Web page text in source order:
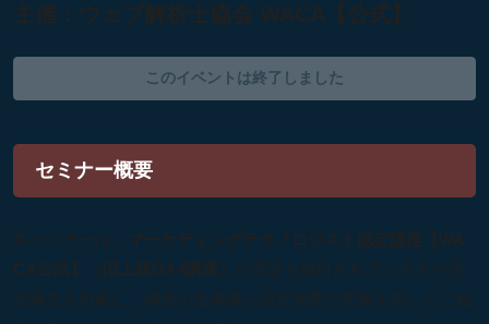
主催： ウェブ解析士協会 WACA【公式】
このイベントは終了しました
セミナー概要
マーケティングテクノロジスト認定講座【WA
CA公式】（旧上級GA4講座）
の受講を検討されている方や現
受講生を対象に、講座の全体像と認定制度の意義を詳しくご紹